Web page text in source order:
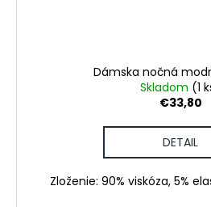
Dámska nočná
Skladom (1
€33,80
DETAIL
Zloženie: 90% viskóza, 5%